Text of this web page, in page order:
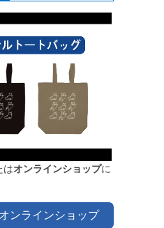
はオンラインショップに
ンラインショップ